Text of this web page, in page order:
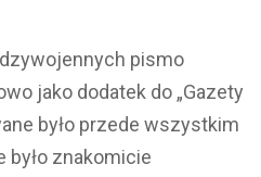
pismo
jako dodatek do „Gazety
było przede wszystkim
było znakomicie